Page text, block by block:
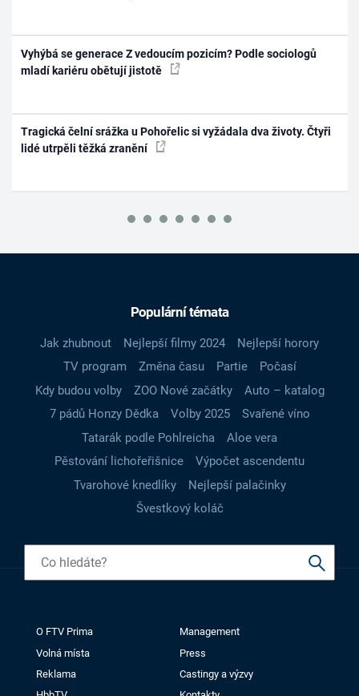
Vyhýbá se generace Z vedoucím pozicím? Podle sociologů
mladí kariéru obětují jistotě
Tragická čelní srážka u Pohořelic si vyžádala dva životy. Čtyři
lidé utrpěli těžká zranění
Populární témata
Jak zhubnout Nejlepší filmy 2024
Nejlepší horory
TV program
Změna času Partie
Počasí
Kdy budou volby
ZOO Nové začátky
Auto – katalog
7 pádů Honzy Dědka
Volby 2025
Svařené víno
Tatarák podle Pohlreicha
Aloe vera
Pěstování lichořeřišnice
Výpočet ascendentu
Tvarohové knedlíky
Nejlepší palačinky
Švestkový koláč
O FTV Prima
Management
Volná místa
Press
Reklama
Castingy a výzvy